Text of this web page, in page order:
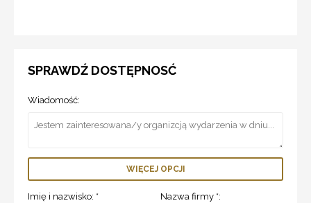
SPRAWDŹ DOSTĘPNOSĆ
Wiadomość:
WIĘCEJ OPCJI
Imię i nazwisko: * Nazwa firmy *: